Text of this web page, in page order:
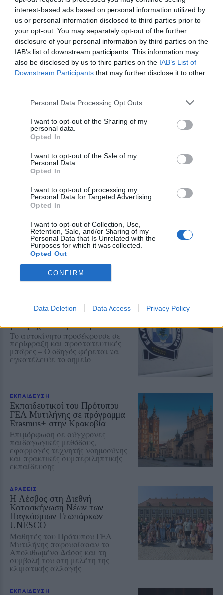
interest-based ads based on personal information utilized by
us or personal information disclosed to third parties prior to
your opt-out. You may separately opt-out of the further
disclosure of your personal information by third parties on the
IAB’s list of downstream participants. This information may
also be disclosed by us to third parties on the IAB’s List of
Downstream Participants that may further disclose it to other
Personal Data Processing Opt Outs
I want to opt-out of the Sharing of my
personal data.
Opted In
I want to opt-out of the Sale of my
Personal Data.
Opted In
I want to opt-out of processing my
Personal Data for Targeted Advertising.
Opted In
I want to opt-out of Collection, Use,
Retention, Sale, and/or Sharing of my
Personal Data that Is Unrelated with the
Purposes for which it was collected.
Opted Out
CONFIRM
Data Deletion Data Access Privacy Policy
Η δράση είχε και παιδαγωγικό χαρακτήρα, καθώς
έδωσε την ευκαιρία στα παιδιά ναγνωρίσουν τις
γεύσεις και τα αρώματα του τόπου τους, που
κινδυνεύουν να χαθούν μέσα στη σύγχρονη
Θερμά συγχαρητήρια δόθηκαν στην εκπαιδευτικό
Χρυσή Γεωργέλλη
οργάνωση της δράσης, καθώς και στην
Αθανασία
Μπρούνη και την
σχολείου, για την προετοιμασία του
πεντανόστιμου γλυκού που γέμισε το σχολείο με
Δείτε περισσότερα άρθρα μας στα αποτελέσματα
Add stonisi.gr on Google ↗
ΣΤΗΝ ΙΔΙΑ ΚΑΤΗΓΟΡΙΑ
ΑΣΤΥΝΟΜΙΑ
για τροχαίο στην Πέτρα
Το αυτοκίνητο προσέκρουσε σε
περίφραξη και προστατευτικές
μπάρες – Ο οδηγός φέρεται να
εγκατέλειψε το σημείο
ΕΚΠΑΙΔΕΥΣΗ
Εκπαιδευτικοί του Πρότυπου
ΓΕΛ Μυτιλήνης σε πρόγραμμα
Erasmus+ στην Κρακοβία
Επιμόρφωση σε σύγχρονες
παιδαγωγικές μεθόδους,
εφαρμογές τεχνητής νοημοσύνης
και πρακτικές συμπεριληπτικής
εκπαίδευσης
ΔΡΑΣΕΙΣ
Η Λέσβος στη Διεθνή
Κατασκήνωση Νέων των
Παγκόσμιων Γεωπάρκων
UNESCO
Μαθητές του Πρότυπου ΓΕΛ
Μυτιλήνης παρουσίασαν το
Απολιθωμένο Δάσος και τη
συμβολή του στη μελέτη της
κλιματικής αλλαγής
ΕΚΠΑΙΔΕΥΣΗ